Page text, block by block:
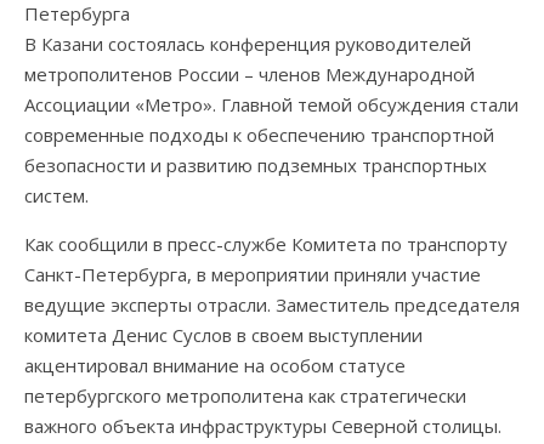
Петербурга
В Казани состоялась конференция руководителей
метрополитенов России – членов Международной
Ассоциации «Метро». Главной темой обсуждения стали
современные подходы к обеспечению транспортной
безопасности и развитию подземных транспортных
систем.
Как сообщили в пресс-службе Комитета по транспорту
Санкт-Петербурга, в мероприятии приняли участие
ведущие эксперты отрасли. Заместитель председателя
комитета Денис Суслов в своем выступлении
акцентировал внимание на особом статусе
петербургского метрополитена как стратегически
важного объекта инфраструктуры Северной столицы.